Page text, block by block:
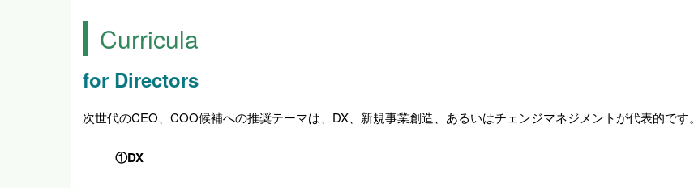
Curricula
for Directors
次世代のCEO、COO候補への推奨テーマは、DX、新規事業創造、あるいはチェンジマネジメントが代表的です。
①DX